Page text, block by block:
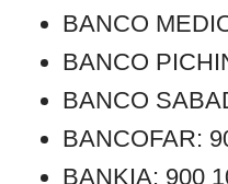
BANCO
BANCO
BANCO
BANCOFAR:
BANKIA: 900